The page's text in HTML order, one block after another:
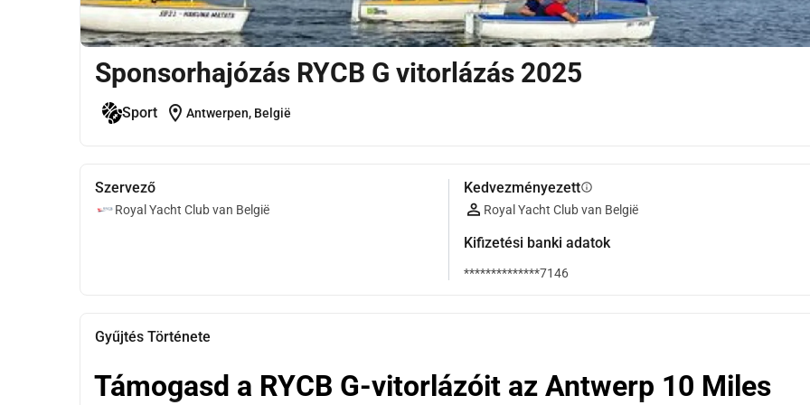
Sponsorhajózás RYCB G vitorlázás 2025
Sport location_on Antwerpen, België
Szervező
Royal Yacht Club van België
Kedvezményezettinfo
Royal Yacht Club van België
Kifizetési banki adatok
**************7146
Gyűjtés Története
Támogasd a RYCB G-vitorlázóit az Antwerp 10 Miles